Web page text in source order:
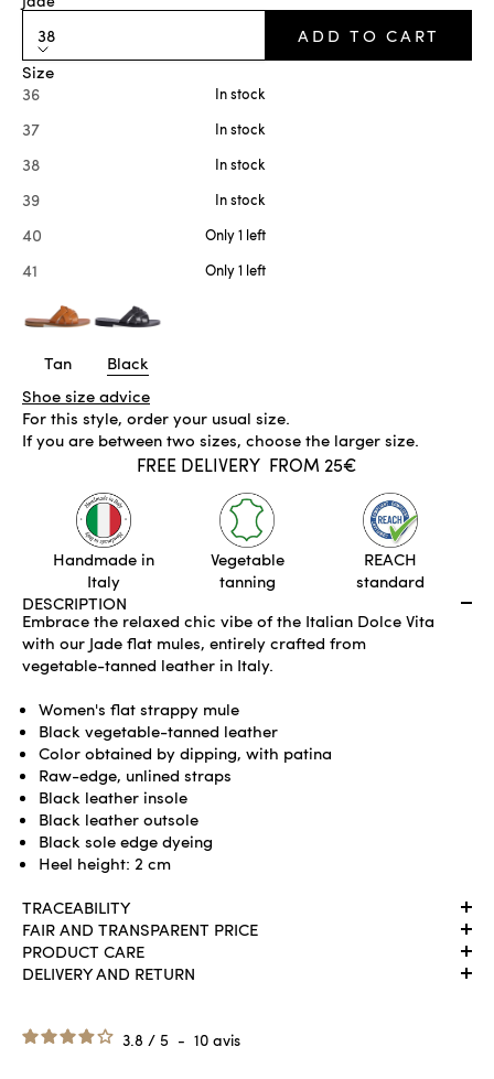
Tan Black
38
Size
36
In stock
37 In stock
38 In stock
39 In stock
40 Only 1 left
41 Only 1 left
ADD TO CART
Shoe size advice
For this style, order your usual size.
If you are between two sizes, choose the larger size.
IN STOCK
ADD TO CART
FREE DELIVERY FROM 25€
Handmade in
Italy
Vegetable
tanning
REACH
standard
DESCRIPTION
Embrace the relaxed chic vibe of the Italian Dolce Vita
with our Jade flat mules, entirely crafted from
vegetable-tanned leather in Italy.
Women's flat strappy mule
Black vegetable-tanned leather
Color obtained by dipping, with patina
Raw-edge, unlined straps
Black leather insole
Black leather outsole
Black sole edge dyeing
Heel height: 2 cm
TRACEABILITY
FAIR AND TRANSPARENT PRICE
PRODUCT CARE
DELIVERY AND RETURN
3.8 / 5 - 10 avis